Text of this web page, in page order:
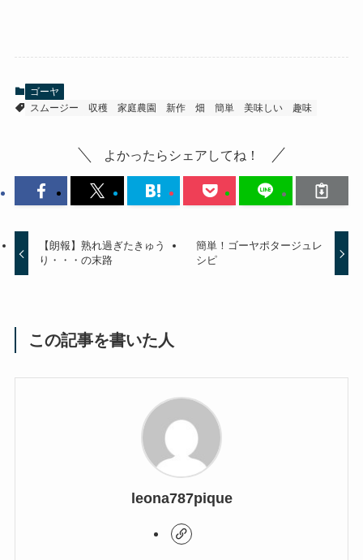
ゴーヤ
スムージー
収穫 家庭農園 新作 畑 簡単 美味しい 趣味
よかったらシェアしてね！
【朗報】熟れ過ぎたきゅう
り・・・の末路
簡単！ゴーヤポタージュレ
シピ
この記事を書いた人
leona787pique